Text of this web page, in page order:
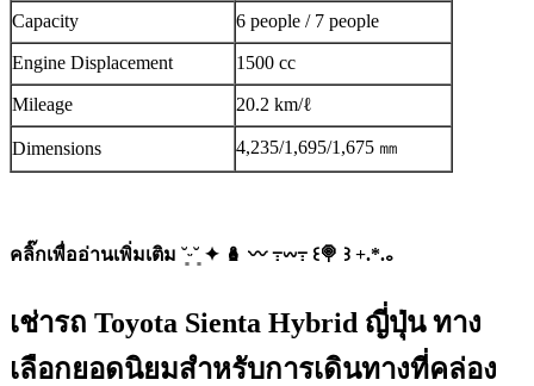
Capacity
6 people / 7 people
Engine Displacement 1500 cc
Mileage 20.2 km/ℓ
Dimensions 4,235/1,695/1,675 ㎜
คลิ๊กเพื่ออ่านเพิ่มเติม ˘͈ᵕ˘͈ ✦ 🪆 〰️ ߹𖥦߹ ꒰🍭 ꒱ +.*.｡
เช่ารถ Toyota Sienta Hybrid ญี่ปุ่น ทาง
เลือกยอดนิยมสำหรับการเดินทางที่คล่อง